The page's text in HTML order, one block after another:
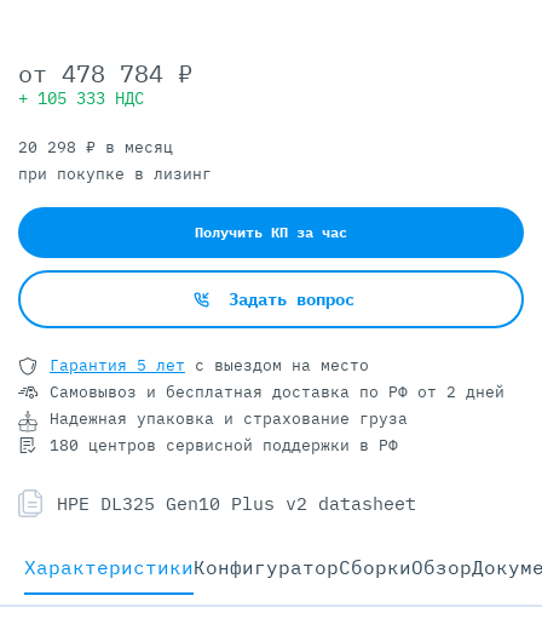
от 478 784 ₽
+ 105 333 НДС
20 298 ₽ в месяц
при покупке в лизинг
Получить КП за час
Задать вопрос
Гарантия 5 лет с выездом на место
Самовывоз и бесплатная доставка по РФ от 2 дней
Надежная упаковка и страхование груза
180 центров сервисной поддержки в РФ
HPE DL325 Gen10 Plus v2 datasheet
ХарактеристикиКонфигураторCборкиОбзор